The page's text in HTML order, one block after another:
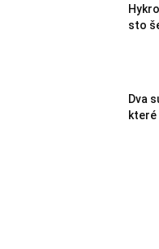
sto
Dva
které